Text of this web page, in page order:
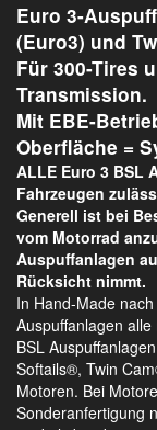
Euro 3-
(Euro3) und
Für 300-Tires
Transmission.
Mit EBE-
Oberfläche =
ALLE Euro 3 BSL
Fahrzeugen
Generell ist bei
vom Motorrad
Auspuffanlagen
Rücksicht nimmt.
In Hand-Made
Auspuffanlagen
BSL
Softails®, Twin
Motoren. Bei
Sonderanfertigung